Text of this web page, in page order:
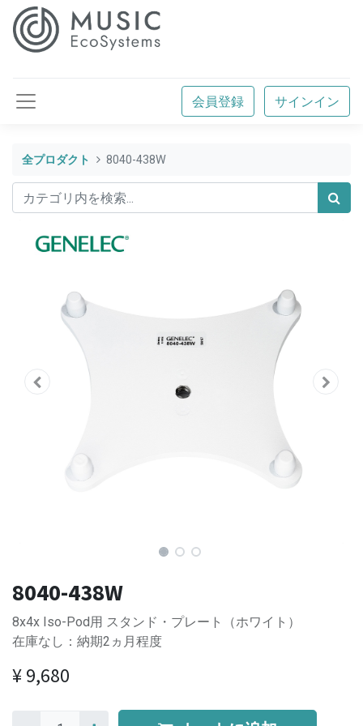
会員登録 サインイン
全プロダクト 8040-438W
8040-438W
8x4x Iso-Pod用 スタンド・プレート（ホワイト）
在庫なし：納期2ヵ月程度
¥ 9,680